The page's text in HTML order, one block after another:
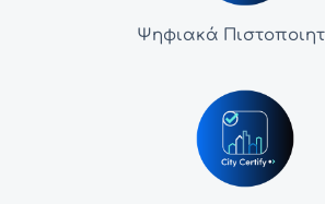
Ψηφιακά